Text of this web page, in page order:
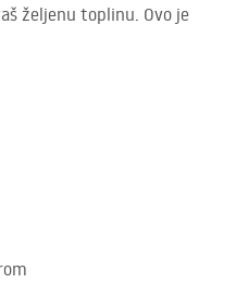
željenu toplinu. Ovo je